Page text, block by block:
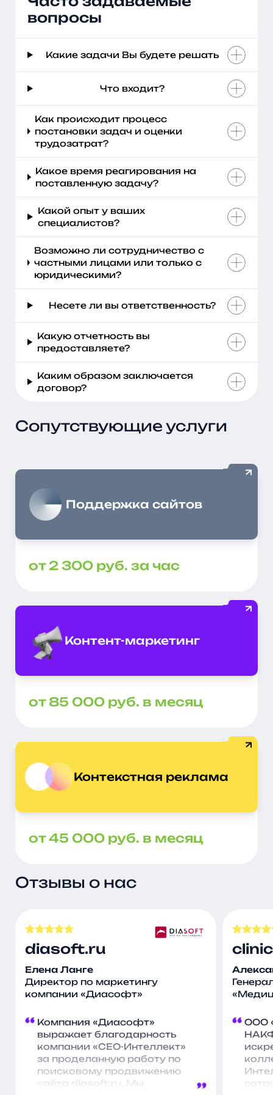
вопросы
Какие задачи Вы будете решать
Что входит?
Как происходит процесс
постановки задач и оценки
трудозатрат?
Какое время реагирования на
поставленную задачу?
Какой опыт у ваших
специалистов?
Возможно ли сотрудничество с
частными лицами или только с
юридическими?
Несете ли вы ответственность?
Какую отчетность вы
предоставляете?
Каким образом заключается
договор?
Сопутствующие услуги
Поддержка сайтов
от 2 300 руб. за час
Контент-маркетинг
от 85 000 руб. в месяц
Контекстная реклама
от 45 000 руб. в месяц
Отзывы о нас
diasoft.ru
Елена Ланге
Директор по маркетингу
компании «Диасофт»
Компания «Диасофт»
выражает благодарность
компании «СЕО-Интеллект»
за проделанную работу по
поисковому продвижению
сайта diasoft.ru. Мы
ООО